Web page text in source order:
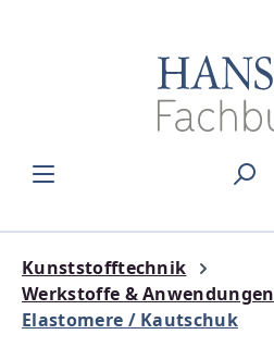
Kunststofftechnik
Werkstoffe & Anwendungen
Elastomere / Kautschuk